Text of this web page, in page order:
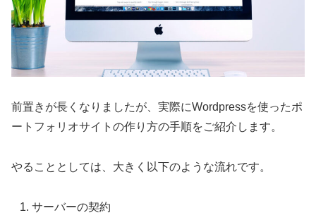
前置きが長くなりましたが、実際にWordpressを使ったポ
ートフォリオサイトの作り方の手順をご紹介します。
やることとしては、大きく以下のような流れです。
サーバーの契約